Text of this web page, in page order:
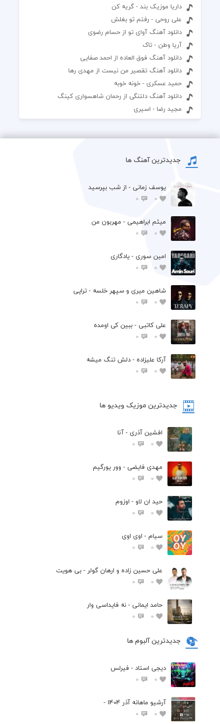
داریا موزیک بند - گریه کن
علی روحی - رفتم تو بغلش
دانلود آهنگ آوای تو از حسام رضوی
آریا وطن - تاک
دانلود آهنگ فوق العاده از احمد صفایی
دانلود آهنگ تقصیر من نیست از مهدی رها
حمید عسکری - خونه خوبه
دانلود آهنگ دلتنگی از رحمان شاهسواری کینگ
مجید رضا - اسیری
جدیدترین آهنگ ها
یوسف زمانی - از شب بپرسید
0
0
میثم ابراهیمی - مهربون من
0
0
امین سوری - یادگاری
0
0
شاهین میری و سپهر خلسه - تراپی
0
0
علی کاتبی - ببین کی اومده
0
0
آرکا علیزاده - دلش تنگ میشه
0
0
جدیدترین موزیک ویدیو ها
افشین آذری - آنا
0
0
مهدی فایضی - وور یورگیم
0
0
حید ان لاو - اوزوم
0
0
سیام - اوی اوی
0
0
علی حسین زاده و ارهان گولر - بی هویت
0
0
حامد ایمانی - نه فایداسی وار
0
0
جدیدترین آلبوم ها
دیجی استاد - فیرلس
0
0
آرشیو ماهانه آذر 1404 -
0
0